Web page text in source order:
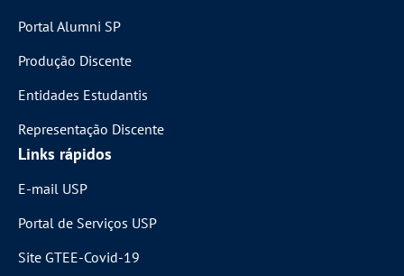
Portal Alumni SP
Produção Discente
Entidades Estudantis
Representação Discente
Links rápidos
E-mail USP
Portal de Serviços USP
Site GTEE-Covid-19